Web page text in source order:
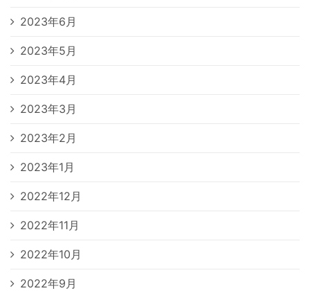
2023年6月
2023年5月
2023年4月
2023年3月
2023年2月
2023年1月
2022年12月
2022年11月
2022年10月
2022年9月